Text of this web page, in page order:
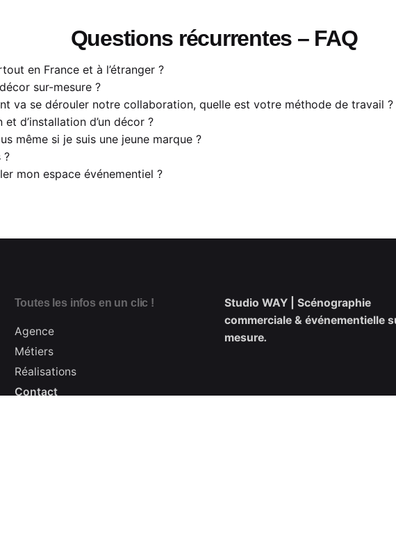
Questions récurrentes – FAQ
en France et à l’étranger ?
sur-mesure ?
va se dérouler notre collaboration, quelle est votre méthode de travail ?
d’installation d’un décor ?
même si je suis une jeune marque ?
?
mon espace événementiel ?
Toutes les infos en un clic !
Agence
Métiers
Réalisations
Contact
Studio WAY | Scénographie
commerciale & événementielle
mesure.